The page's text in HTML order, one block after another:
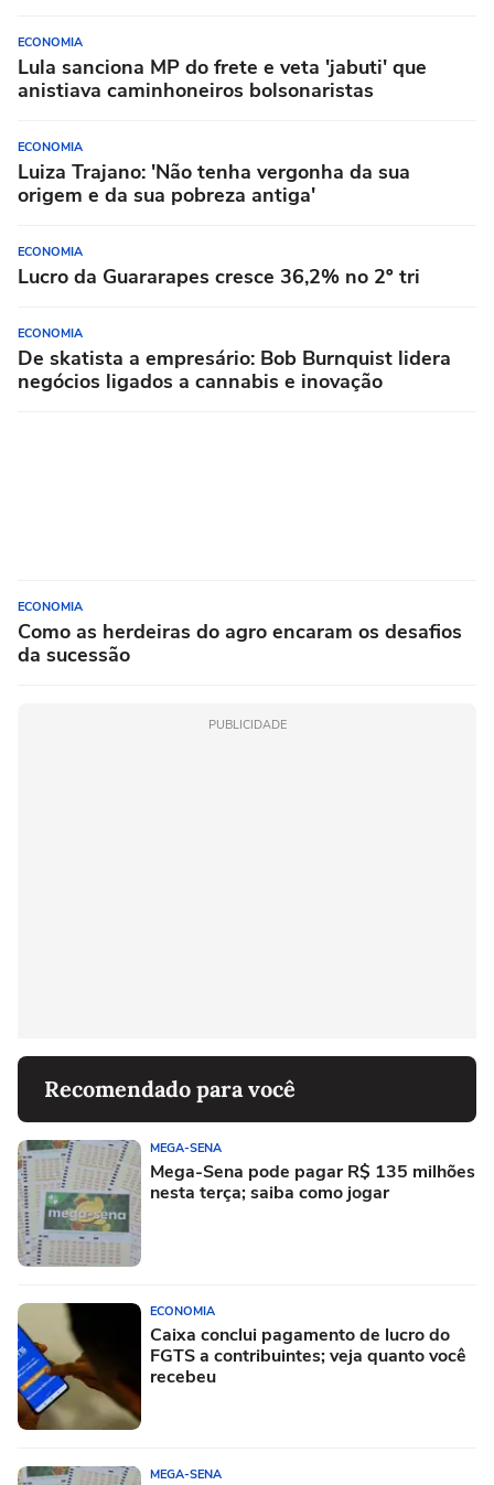
ECONOMIA
Lula sanciona MP do frete e veta 'jabuti' que
anistiava caminhoneiros bolsonaristas
ECONOMIA
Luiza Trajano: 'Não tenha vergonha da sua
origem e da sua pobreza antiga'
ECONOMIA
Lucro da Guararapes cresce 36,2% no 2º tri
ECONOMIA
De skatista a empresário: Bob Burnquist lidera
negócios ligados a cannabis e inovação
ECONOMIA
Como as herdeiras do agro encaram os desafios
da sucessão
PUBLICIDADE
Recomendado para você
MEGA-SENA
Mega-Sena pode pagar R$ 135 milhões
nesta terça; saiba como jogar
ECONOMIA
Caixa conclui pagamento de lucro do
FGTS a contribuintes; veja quanto você
recebeu
MEGA-SENA